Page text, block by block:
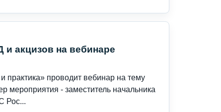
акцизов на вебинаре
практика» проводит вебинар на тему
- заместитель начальника
Рос...